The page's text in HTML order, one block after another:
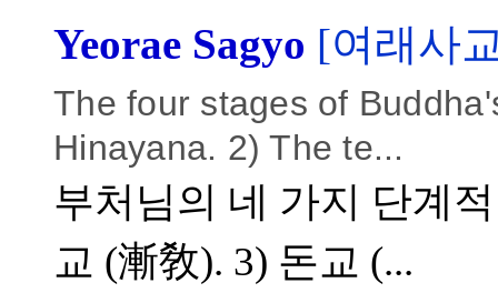
Yeorae Sagyo [여래사
The four stages of
Hinayana. 2) The te...
부처님의 네 가지 단계
교 (漸敎). 3) 돈교 (...